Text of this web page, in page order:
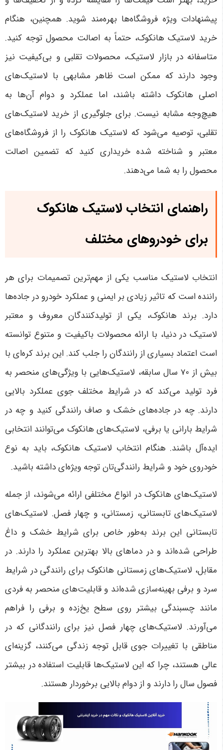
پیشنهادات ویژه فروشگاه‌ها بهره‌مند شوید. همچنین، هنگام
خرید لاستیک هانکوک، حتماً به اصالت محصول توجه کنید.
متاسفانه در بازار لاستیک، محصولات تقلبی و بی‌کیفیت نیز
وجود دارند که ممکن است ظاهر مشابهی با لاستیک‌های
اصلی هانکوک داشته باشند، اما عملکرد و دوام آن‌ها به
هیچ‌وجه مشابه نیست. برای جلوگیری از خرید لاستیک‌های
تقلبی، توصیه می‌شود که لاستیک هانکوک را از فروشگاه‌های
معتبر و شناخته شده خریداری کنید که تضمین اصالت
محصول را به شما می‌دهند.
راهنمای انتخاب لاستیک هانکوک
برای خودروهای مختلف
انتخاب لاستیک مناسب یکی از مهم‌ترین تصمیمات برای هر
راننده است که تاثیر زیادی بر ایمنی و عملکرد خودرو در جاده‌ها
دارد. برند هانکوک، یکی از تولیدکنندگان معروف و معتبر
لاستیک در دنیا، با ارائه محصولات باکیفیت و متنوع توانسته
است اعتماد بسیاری از رانندگان را جلب کند. این برند کره‌ای با
بیش از 70 سال سابقه، لاستیک‌هایی با ویژگی‌های منحصر به
فرد تولید می‌کند که در شرایط مختلف جوی عملکرد بالایی
دارند. چه در جاده‌های خشک و صاف رانندگی کنید و چه در
شرایط بارانی یا برفی، لاستیک‌های هانکوک می‌توانند انتخابی
ایده‌آل باشند. هنگام انتخاب لاستیک هانکوک، باید به نوع
خودروی خود و شرایط رانندگی‌تان توجه ویژه‌ای داشته باشید.
لاستیک‌های هانکوک در انواع مختلفی ارائه می‌شوند، از جمله
لاستیک‌های تابستانی، زمستانی، و چهار فصل. لاستیک‌های
تابستانی این برند به‌طور خاص برای شرایط خشک و داغ
طراحی شده‌اند و در دماهای بالا بهترین عملکرد را دارند. در
مقابل، لاستیک‌های زمستانی هانکوک برای رانندگی در شرایط
سرد و برفی بهینه‌سازی شده‌اند و قابلیت‌های منحصر به فردی
مانند چسبندگی بیشتر روی سطح یخ‌زده و برفی را فراهم
می‌آورند. لاستیک‌های چهار فصل نیز برای رانندگانی که در
مناطقی با تغییرات جوی قابل توجه زندگی می‌کنند، گزینه‌ای
عالی هستند، چرا که این لاستیک‌ها قابلیت استفاده در بیشتر
فصول سال را دارند و از دوام بالایی برخوردار هستند.